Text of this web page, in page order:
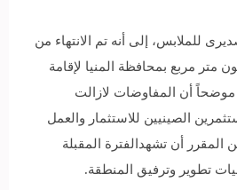
للملابس، إلى أنه تم الانتهاء من
تخصيص 1.2 مليون متر مربع بمحافظة المنيا لإقامة
موضحاً أن المفاوضات لازالت
الصينيين للاستثمار والعمل
أن تشهدالفترة المقبلة
تطوير وترفيق المنطقة.